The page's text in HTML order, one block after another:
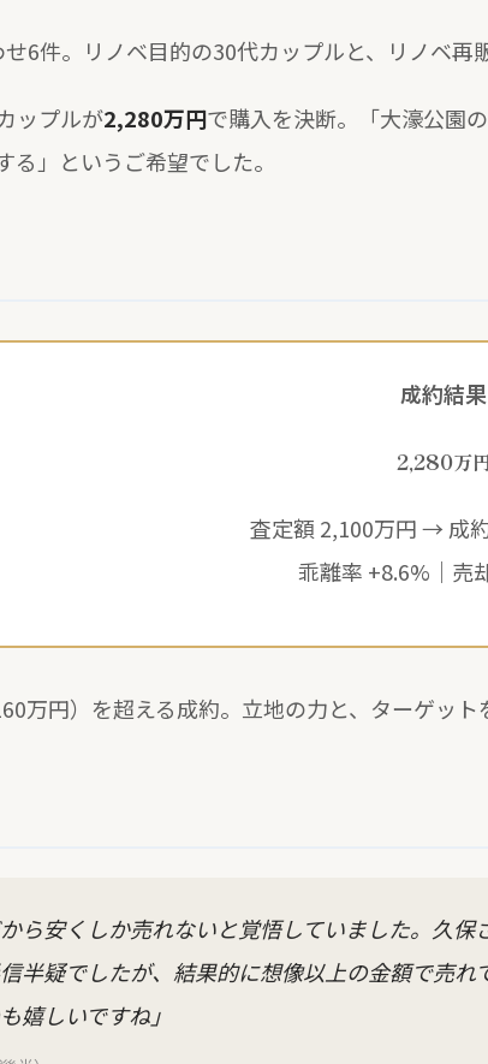
6件。リノベ目的の30代カップルと、リノベ再
ップルが2,280万円で購入を決断。「大濠公園
る」というご希望でした。
成約結果
2,280万
査定額 2,100万円 → 成
乖離率 +8.6%｜売
万円）を超える成約。立地の力と、ターゲット
ら安くしか売れないと覚悟していました。久
半疑でしたが、結果的に想像以上の金額で売
嬉しいですね」